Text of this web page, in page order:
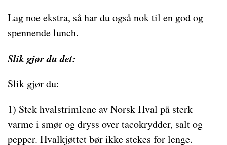
Lag noe ekstra, så har du også nok til en god og
spennende lunch.
Slik gjør du det:
Slik gjør du:
1) Stek hvalstrimlene av Norsk Hval på sterk
varme i smør og dryss over tacokrydder, salt og
pepper. Hvalkjøttet bør ikke stekes for lenge.